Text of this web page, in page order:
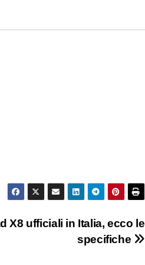
X8 ufficiali in Italia, ecco le
specifiche